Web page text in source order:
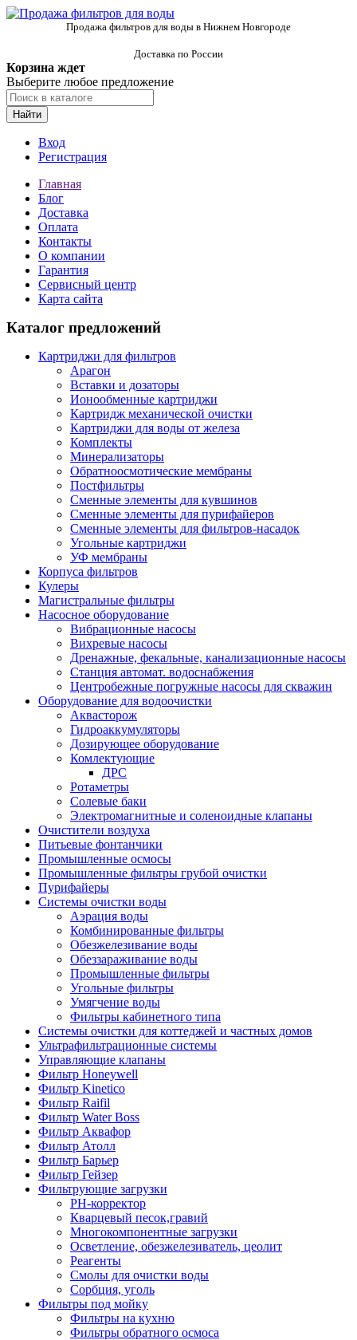
Продажа фильтров для воды в Нижнем Новгороде
Доставка по России
Корзина ждет
Выберите любое предложение
Найти
Вход
Регистрация
Главная
Блог
Доставка
Оплата
Контакты
О компании
Гарантия
Сервисный центр
Карта сайта
Каталог предложений
Картриджи для фильтров
Арагон
Вставки и дозаторы
Ионообменные картриджи
Картридж механической очистки
Картриджи для воды от железа
Комплекты
Минерализаторы
Обратноосмотические мембраны
Постфильтры
Сменные элементы для кувшинов
Сменные элементы для пурифайеров
Сменные элементы для фильтров-насадок
Угольные картриджи
УФ мембраны
Корпуса фильтров
Кулеры
Магистральные фильтры
Насосное оборудование
Вибрационные насосы
Вихревые насосы
Дренажные, фекальные, канализационные насосы
Станция автомат. водоснабжения
Центробежные погружные насосы для скважин
Оборудование для водоочистки
Аквасторож
Гидроаккумуляторы
Дозирующее оборудование
Комлектующие
ДРС
Ротаметры
Солевые баки
Электромагнитные и соленоидные клапаны
Очистители воздуха
Питьевые фонтанчики
Промышленные осмосы
Промышленные фильтры грубой очистки
Пурифайеры
Системы очистки воды
Аэрация воды
Комбинированные фильтры
Обезжелезивание воды
Обеззараживание воды
Промышленные фильтры
Угольные фильтры
Умягчение воды
Фильтры кабинетного типа
Системы очистки для коттеджей и частных домов
Ультрафильтрационные системы
Управляющие клапаны
Фильтр Honeywell
Фильтр Kinetico
Фильтр Raifil
Фильтр Water Boss
Фильтр Аквафор
Фильтр Атолл
Фильтр Барьер
Фильтр Гейзер
Фильтрующие загрузки
PH-корректор
Кварцевый песок,гравий
Многокомпонентные загрузки
Осветление, обезжелезиватель, цеолит
Реагенты
Смолы для очистки воды
Сорбция, уголь
Фильтры под мойку
Фильтры на кухню
Фильтры обратного осмоса